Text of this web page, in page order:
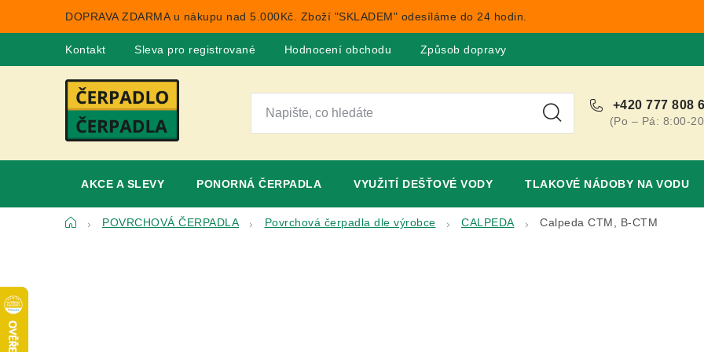
DOPRAVA ZDARMA u nákupu nad 5.000Kč. Zboží "SKLADEM" odesíláme do 24 hodin.
Kontakt Sleva pro registrované Hodnocení obchodu Způsob dopravy
+420 777 808
(Po – Pá: 8:00-
AKCE A SLEVY PONORNÁ ČERPADLA VYUŽITÍ DEŠŤOVÉ VODY TLAKOVÉ NÁDOBY NA VODU
DomůPOVRCHOVÁ ČERPADLA Povrchová čerpadla dle výrobce CALPEDA Calpeda CTM, B-CTM